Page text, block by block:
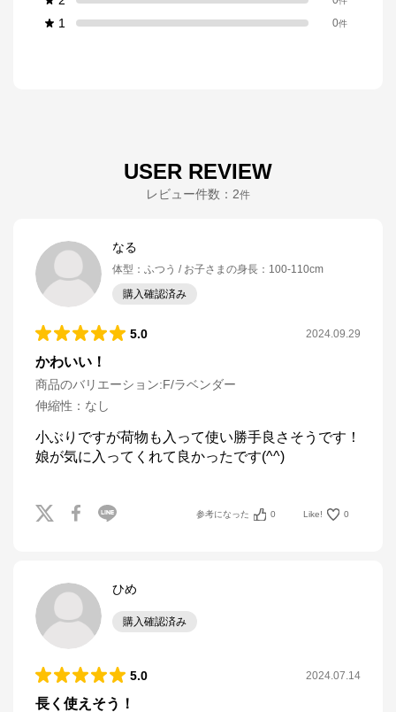
1 0件
USER REVIEW
レビュー件数： 2件
なる
体型 ： ふつう お子さまの身長 ： 100-110cm
購入確認済み
5.0 2024.09.29
かわいい！
商品のバリエーション:F/ラベンダー
伸縮性 ： なし
小ぶりですが荷物も入って使い勝手良さそうです！
娘が気に入ってくれて良かったです(^^)
参考になった 0 Like! 0
ひめ
購入確認済み
5.0 2024.07.14
長く使えそう！